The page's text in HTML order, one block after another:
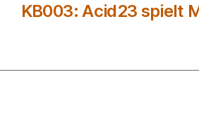
KB003: Acid23 spielt